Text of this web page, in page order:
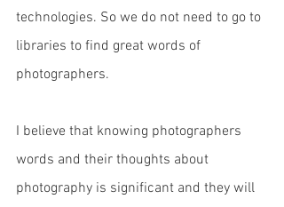
technologies. So we do not need to go to
libraries to find great words of
photographers.
I believe that knowing photographers
words and their thoughts about
photography is significant and they will